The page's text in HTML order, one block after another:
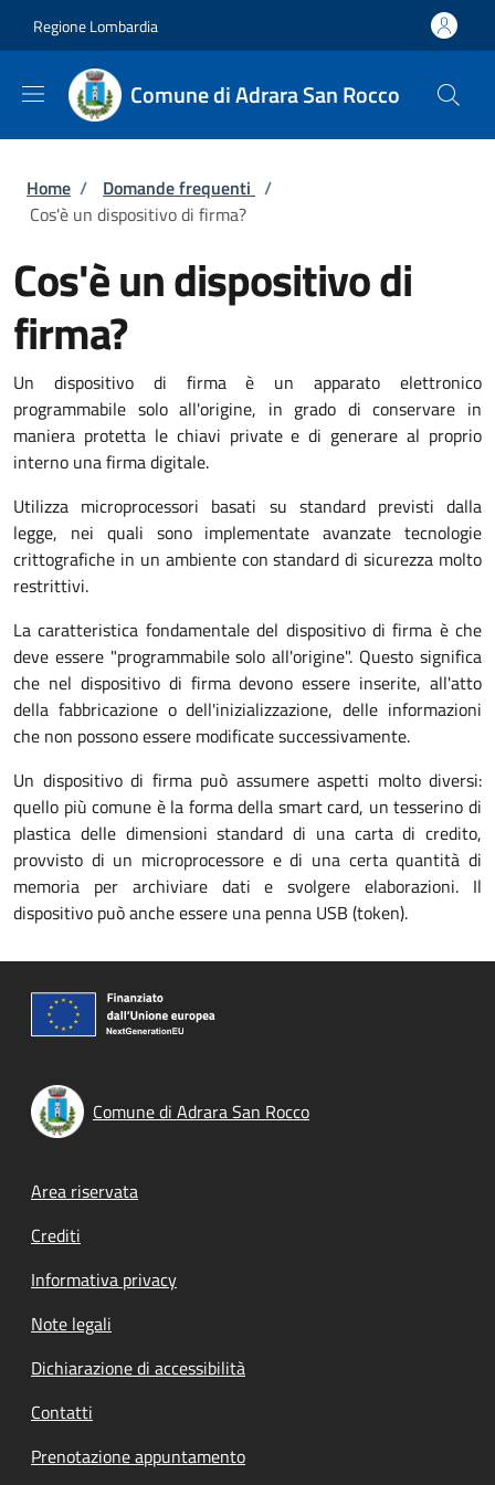
Regione Lombardia
Comune di Adrara San Rocco
Briciole di pane
Home / Domande frequenti /
Cos'è un dispositivo di firma?
Cos'è un dispositivo di
firma?
Un dispositivo di firma è un apparato elettronico
programmabile solo all'origine, in grado di conservare in
maniera protetta le chiavi private e di generare al proprio
interno una firma digitale.
Utilizza microprocessori basati su standard previsti dalla
legge, nei quali sono implementate avanzate tecnologie
crittografiche in un ambiente con standard di sicurezza molto
restrittivi.
La caratteristica fondamentale del dispositivo di firma è che
deve essere "programmabile solo all'origine". Questo significa
che nel dispositivo di firma devono essere inserite, all'atto
della fabbricazione o dell'inizializzazione, delle informazioni
che non possono essere modificate successivamente.
Un dispositivo di firma può assumere aspetti molto diversi:
quello più comune è la forma della smart card, un tesserino di
plastica delle dimensioni standard di una carta di credito,
provvisto di un microprocessore e di una certa quantità di
memoria per archiviare dati e svolgere elaborazioni. Il
dispositivo può anche essere una penna USB (token).
Comune di Adrara San Rocco
Footer menu
Area riservata
Crediti
Informativa privacy
Note legali
Dichiarazione di accessibilità
Contatti
Prenotazione appuntamento